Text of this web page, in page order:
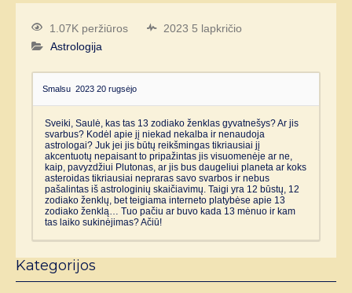
1.07K peržiūros
2023 5 lapkričio
Astrologija
Smalsu 2023 20 rugsėjo
Sveiki, Saulė, kas tas 13 zodiako ženklas gyvatnešys? Ar jis
svarbus? Kodėl apie jį niekad nekalba ir nenaudoja
astrologai? Juk jei jis būtų reikšmingas tikriausiai jį
akcentuotų nepaisant to pripažintas jis visuomenėje ar ne,
kaip, pavyzdžiui Plutonas, ar jis bus daugeliui planeta ar koks
asteroidas tikriausiai nepraras savo svarbos ir nebus
pašalintas iš astrologinių skaičiavimų. Taigi yra 12 būstų, 12
zodiako ženklų, bet teigiama interneto platybėse apie 13
zodiako ženklą… Tuo pačiu ar buvo kada 13 mėnuo ir kam
tas laiko sukinėjimas? Ačiū!
Kategorijos